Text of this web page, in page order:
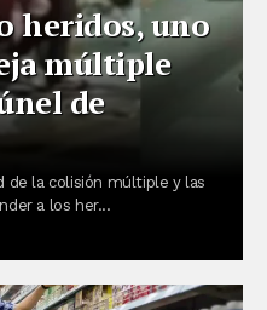
heridos, uno
múltiple
de
de la colisión múltiple y las
a los her...